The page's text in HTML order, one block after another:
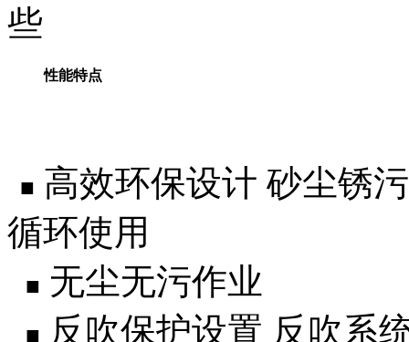
些
性能特点
■ 高效环保设计 砂尘锈
循环使用
■ 无尘无污作业
■ 反吹保护设置 反吹系